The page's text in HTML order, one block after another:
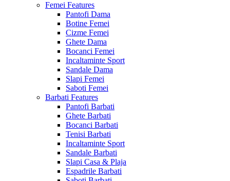
Femei Features
Pantofi Dama
Botine Femei
Cizme Femei
Ghete Dama
Bocanci Femei
Incaltaminte Sport
Sandale Dama
Slapi Femei
Saboti Femei
Barbati Features
Pantofi Barbati
Ghete Barbati
Bocanci Barbati
Tenisi Barbati
Incaltaminte Sport
Sandale Barbati
Slapi Casa & Plaja
Espadrile Barbati